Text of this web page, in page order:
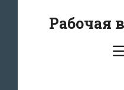
Рабочая